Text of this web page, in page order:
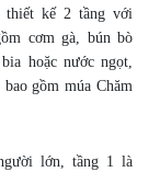
thiết kế 2 tầng với
cơm gà, bún bò
hoặc nước ngọt,
gồm múa Chăm
lớn, tầng 1 là